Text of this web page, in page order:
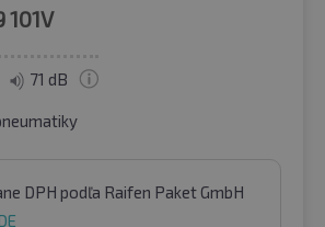
101V
71 dB
DPH podľa Raifen Paket GmbH